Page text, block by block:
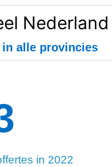
Nederland
alle provincies
in 2022